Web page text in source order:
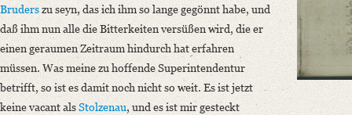
Bruderszu seyn, das ich ihm so lange gegönnt habe, und
daß ihm nun alle die Bitterkeiten versüßen wird, die er
einen geraumen Zeitraum hindurch hat erfahren
müssen. Was meine zu hoffende Superintendentur
betrifft, so ist es damit noch nicht so weit. Es ist jetzt
keine vacant alsStolzenau, und es ist mir gesteckt